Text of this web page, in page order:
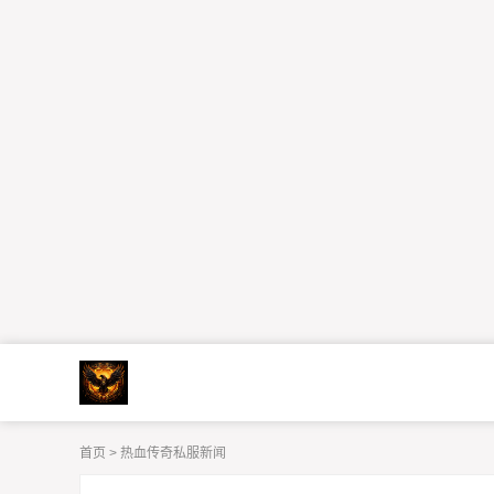
首页 > 热血传奇私服新闻